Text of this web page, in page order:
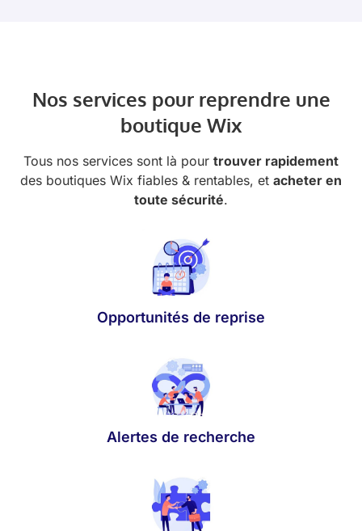
Nos services pour reprendre une
boutique Wix
Tous nos services sont là pour trouver rapidement
des boutiques Wix fiables & rentables, et acheter en
toute sécurité.
Opportunités de reprise
Alertes de recherche